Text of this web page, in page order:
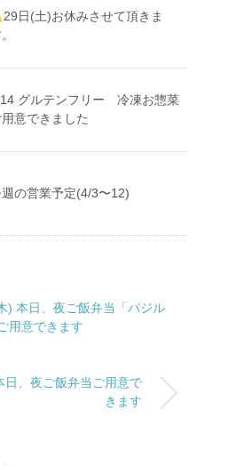
29日(土)お休みさせて頂きま
グルテンフリー 冷凍お惣菜
用意できました
の営業予定(4/3〜12)
) 本日、夜ご飯弁当「バジル
用意できます
日、夜ご飯弁当ご用意で
きます